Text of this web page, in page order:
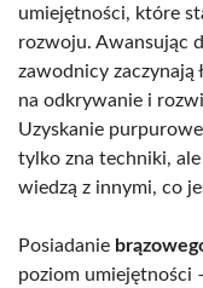
umiejętności, które
rozwoju. Awansując
zawodnicy zaczynają
na odkrywanie i
Uzyskanie
tylko zna techniki,
wiedzą z innymi, co
Posiadanie
poziom umiejętności